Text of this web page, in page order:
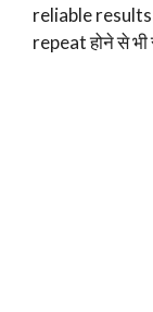
reliable results
repeat होने से भी